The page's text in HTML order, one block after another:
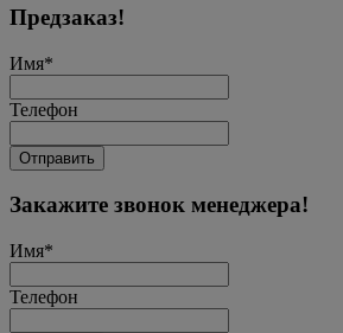
Предзаказ!
Имя*
Телефон
Отправить
Закажите звонок менеджера!
Имя*
Телефон